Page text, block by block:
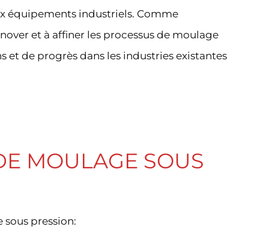
équipements industriels. Comme
et à affiner les processus de moulage
et de progrès dans les industries existantes
MOULAGE SOUS
pression: